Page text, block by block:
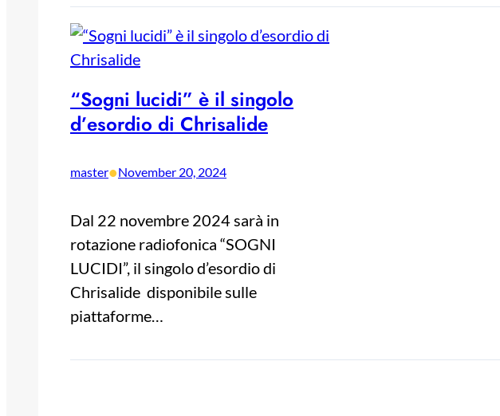
“Sogni lucidi” è il singolo
d’esordio di Chrisalide
master•November 20, 2024
Dal 22 novembre 2024 sarà in
rotazione radiofonica “SOGNI
LUCIDI”, il singolo d’esordio di
Chrisalide disponibile sulle
piattaforme…